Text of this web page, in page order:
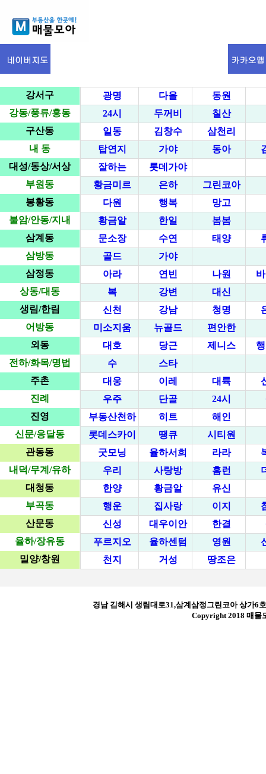
강서구
강동/풍류/흥동
구산동
내 동
대성/동상/서상
부원동
봉황동
불암/안동/지내
삼계동
삼방동
삼정동
상동/대동
생림/한림
어방동
외동
전하/화목/명법
주촌
진례
진영
신문/응달동
관동동
내덕/무계/유하
대청동
부곡동
산문동
율하/장유동
밀양/창원
광명 다올 동원
24시
두꺼비
칠산
일동
김창수 삼천리
탑연지
가야 동아
잘하는
롯데가야
황금미르
은하 그린코아
다원
행복
망고
황금알
한일 봄봄
문소장
수연 태양
골드
가야
아라
연빈 나원
복
강변 대신
신천
강남 청명
미소지움
뉴골드
편안한
대호
당근 제니스
수
스타
대웅
이레 대륙
우주
단골 24시
부동산천하
히트 해인
롯데스카이
땡큐
시티원
굿모닝
율하서희 라라
우리
사랑방 홈런
한양
황금알 유신
행운
집사랑 이지
신성
대우이안 한결
푸르지오
율하센텀 영원
천지
거성 땅조은
경남 김해시 생림대로31,삼계삼정그린코아 상가6
Copyright 2018 매물